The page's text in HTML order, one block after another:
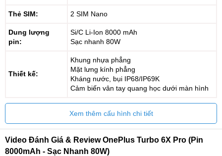
Thẻ SIM: 2 SIM Nano
Dung lượng
pin:
Si/C Li-Ion 8000 mAh
Sạc nhanh 80W
Thiết kế:
Khung nhựa phẳng
Mặt lưng kính phẳng
Kháng nước, bụi IP68/IP69K
Cảm biến vân tay quang học dưới màn hình
Xem thêm cấu hình chi tiết
Video Đánh Giá & Review OnePlus Turbo 6X Pro (Pin
8000mAh - Sạc Nhanh 80W)